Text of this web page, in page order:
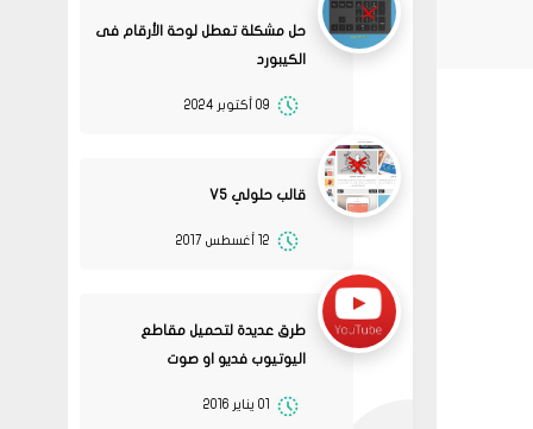
حل مشكلة تعطل لوحة الأرقام فى
الكيبورد
09 أكتوبر 2024
قالب حلولي V5
12 أغسطس 2017
طرق عديدة لتحميل مقاطع
اليوتيوب فديو او صوت
01 يناير 2016
13
11 2022
مشاركة
جرب الطريقتين ممكن تحل